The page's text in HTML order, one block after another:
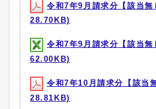
令和7年9月請求分【該当
28.70KB)
令和7年9月請求分【該当
62.00KB)
令和7年10月請求分【該当
28.81KB)